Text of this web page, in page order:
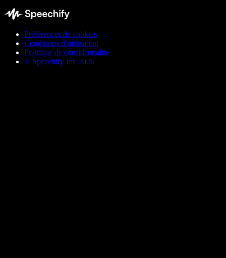
Préférences de cookies
Conditions d’utilisation
Politique de confidentialité
© Speechify Inc 2026